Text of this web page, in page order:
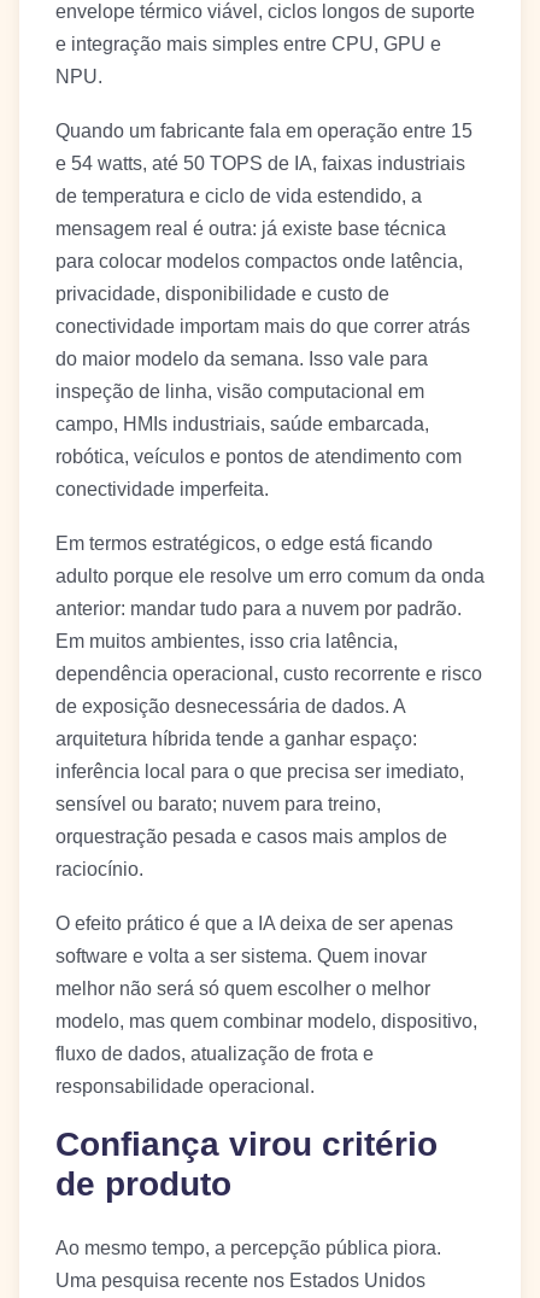
envelope térmico viável, ciclos longos de suporte
e integração mais simples entre CPU, GPU e
NPU.
Quando um fabricante fala em operação entre 15
e 54 watts, até 50 TOPS de IA, faixas industriais
de temperatura e ciclo de vida estendido, a
mensagem real é outra: já existe base técnica
para colocar modelos compactos onde latência,
privacidade, disponibilidade e custo de
conectividade importam mais do que correr atrás
do maior modelo da semana. Isso vale para
inspeção de linha, visão computacional em
campo, HMIs industriais, saúde embarcada,
robótica, veículos e pontos de atendimento com
conectividade imperfeita.
Em termos estratégicos, o edge está ficando
adulto porque ele resolve um erro comum da onda
anterior: mandar tudo para a nuvem por padrão.
Em muitos ambientes, isso cria latência,
dependência operacional, custo recorrente e risco
de exposição desnecessária de dados. A
arquitetura híbrida tende a ganhar espaço:
inferência local para o que precisa ser imediato,
sensível ou barato; nuvem para treino,
orquestração pesada e casos mais amplos de
raciocínio.
O efeito prático é que a IA deixa de ser apenas
software e volta a ser sistema. Quem inovar
melhor não será só quem escolher o melhor
modelo, mas quem combinar modelo, dispositivo,
fluxo de dados, atualização de frota e
responsabilidade operacional.
Confiança virou critério
de produto
Ao mesmo tempo, a percepção pública piora.
Uma pesquisa recente nos Estados Unidos